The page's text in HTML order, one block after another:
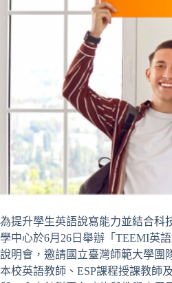
為提升學生英語說寫能力並結合科
學中心於6月26日舉辦「TEEMI英
說明會，邀請國立臺灣師範大學團
本校英語教師、ESP課程授課教師